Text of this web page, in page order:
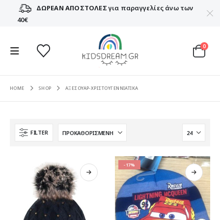
ΔΩΡΕΑΝ ΑΠΟΣΤΟΛΕΣγια παραγγελίες άνω των
40€
0
HOME SHOP ΑΞΕΣΟΥΑΡ-ΧΡΙΣΤΟΥΓΕΝΝΙΑΤΙΚΑ
FILTER
-17%